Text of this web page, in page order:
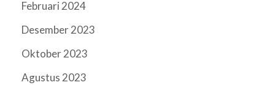
Februari 2024
Desember 2023
Oktober 2023
Agustus 2023